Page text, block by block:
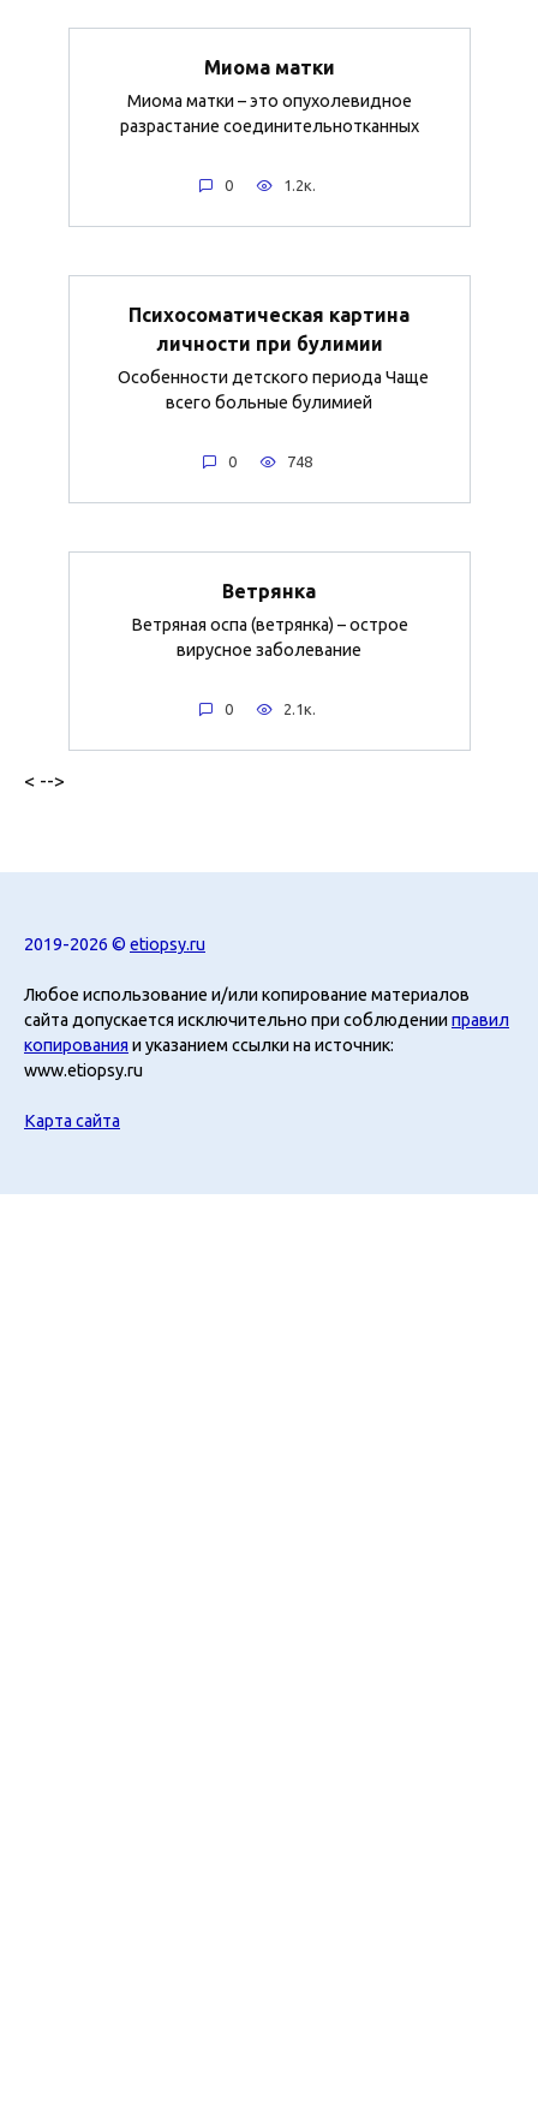
Миома матки
Миома матки – это опухолевидное
разрастание соединительнотканных
0 1.2к.
Психосоматическая картина
личности при булимии
Особенности детского периода Чаще
всего больные булимией
0 748
Ветрянка
Ветряная оспа (ветрянка) – острое
вирусное заболевание
0 2.1к.
< -->
2019-2026 © etiopsy.ru
Любое использование и/или копирование материалов
сайта допускается исключительно при соблюденииправил
копирования и указанием ссылки на источник:
www.etiopsy.ru
Карта сайта